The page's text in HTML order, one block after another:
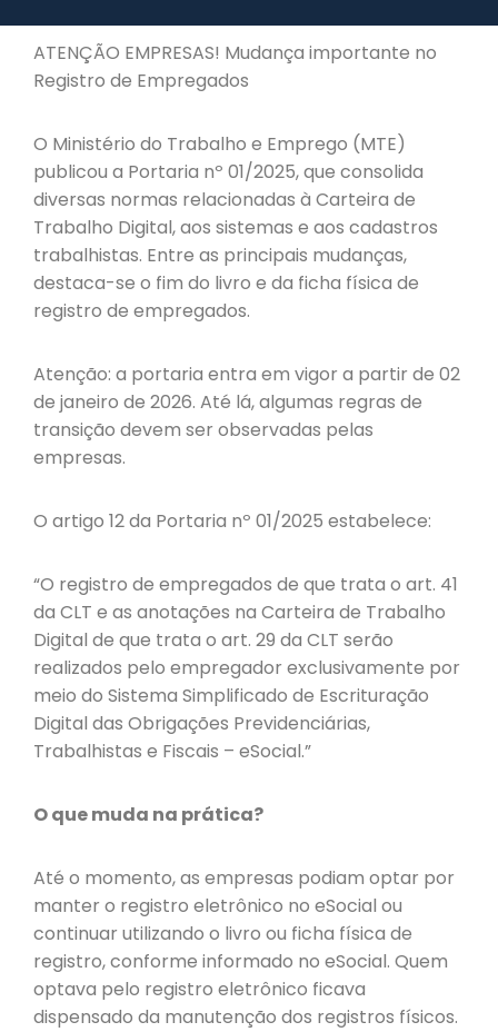
ATENÇÃO EMPRESAS! Mudança importante no
Registro de Empregados
O Ministério do Trabalho e Emprego (MTE)
publicou a Portaria nº 01/2025, que consolida
diversas normas relacionadas à Carteira de
Trabalho Digital, aos sistemas e aos cadastros
trabalhistas. Entre as principais mudanças,
destaca-se o fim do livro e da ficha física de
registro de empregados.
Atenção: a portaria entra em vigor a partir de 02
de janeiro de 2026. Até lá, algumas regras de
transição devem ser observadas pelas
empresas.
O artigo 12 da Portaria nº 01/2025 estabelece:
“O registro de empregados de que trata o art. 41
da CLT e as anotações na Carteira de Trabalho
Digital de que trata o art. 29 da CLT serão
realizados pelo empregador exclusivamente por
meio do Sistema Simplificado de Escrituração
Digital das Obrigações Previdenciárias,
Trabalhistas e Fiscais – eSocial.”
O que muda na prática?
Até o momento, as empresas podiam optar por
manter o registro eletrônico no eSocial ou
continuar utilizando o livro ou ficha física de
registro, conforme informado no eSocial. Quem
optava pelo registro eletrônico ficava
dispensado da manutenção dos registros físicos.